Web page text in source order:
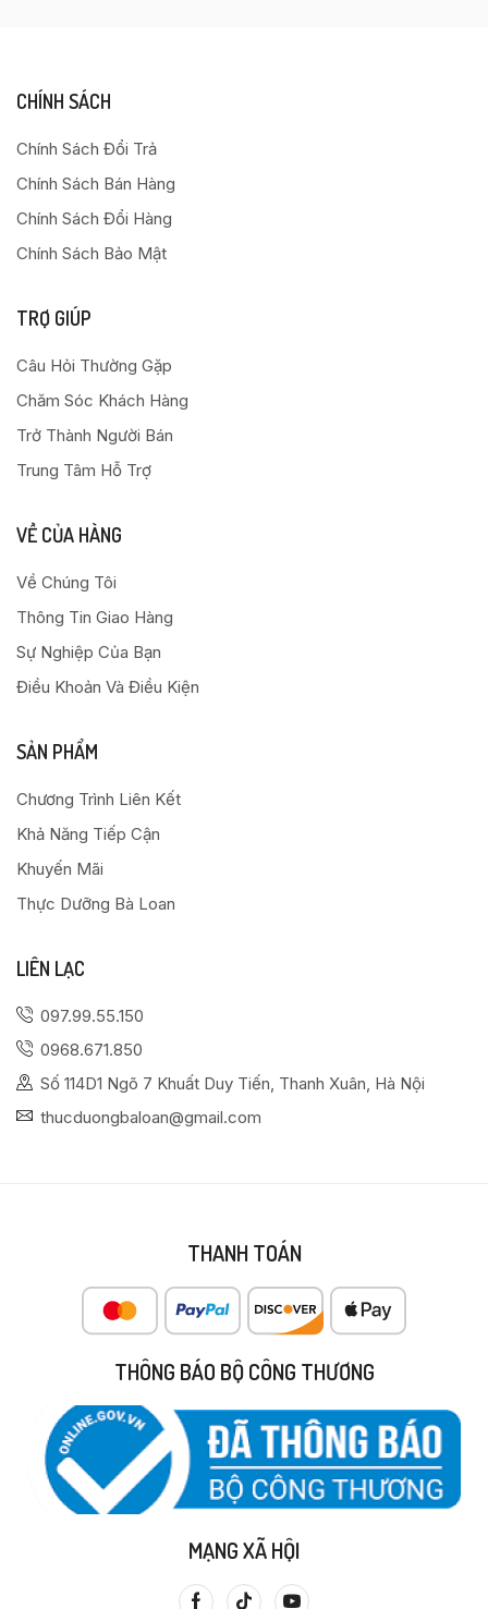
CHÍNH SÁCH
Chính Sách Đổi Trả
Chính Sách Bán Hàng
Chính Sách Đổi Hàng
Chính Sách Bảo Mật
TRỢ GIÚP
Câu Hỏi Thường Gặp
Chăm Sóc Khách Hàng
Trở Thành Người Bán
Trung Tâm Hỗ Trợ
VỀ CỦA HÀNG
Về Chúng Tôi
Thông Tin Giao Hàng
Sự Nghiệp Của Bạn
Điều Khoản Và Điều Kiện
SẢN PHẨM
Chương Trình Liên Kết
Khả Năng Tiếp Cận
Khuyến Mãi
Thực Dưỡng Bà Loan
LIÊN LẠC
097.99.55.150
0968.671.850
Số 114D1 Ngõ 7 Khuất Duy Tiến, Thanh Xuân, Hà Nội
thucduongbaloan@gmail.com
THANH TOÁN
THÔNG BÁO BỘ CÔNG THƯƠNG
MẠNG XÃ HỘI